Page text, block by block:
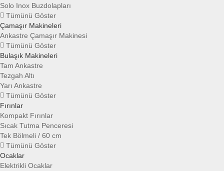
Solo Inox Buzdolapları
Tümünü Göster
Çamaşır Makineleri
Ankastre Çamaşır Makinesi
Tümünü Göster
Bulaşık Makineleri
Tam Ankastre
Tezgah Altı
Yarı Ankastre
Tümünü Göster
Fırınlar
Kompakt Fırınlar
Sıcak Tutma Penceresi
Tek Bölmeli / 60 cm
Tümünü Göster
Ocaklar
Elektrikli Ocaklar